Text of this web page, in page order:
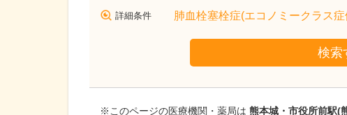
詳細条件 肺血栓塞栓症(エコノミークラス
検索
※このページの医療機関・薬局は 熊本城・市役所前駅(